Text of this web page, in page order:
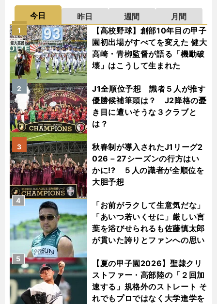
今日 昨日 週間
月間
【高校野球】創部10年目の甲子
園初出場がすべてを変えた 健大
高崎・青栁監督が語る「機動破
壊」はこうして生まれた
1
J1全順位予想 識者５人が推す
優勝候補筆頭は？ J2降格の憂
き目に遭いそうな３クラブと
は？
2
秋春制が導入されたJ1リーグ2
026－27シーズンの行方はい
かに!? ５人の識者が全順位を
大胆予想
3
「お前がラクして生意気だな」
「あいつ若いくせに」厳しい言
葉を浴びせられるも佐藤慎太郎
が貫いた誇りとファンへの思い
4
【夏の甲子園2026】聖隷クリ
ストファー・高部陸の「２回加
速する」規格外のストレート そ
れでもプロではなく大学進学を
5